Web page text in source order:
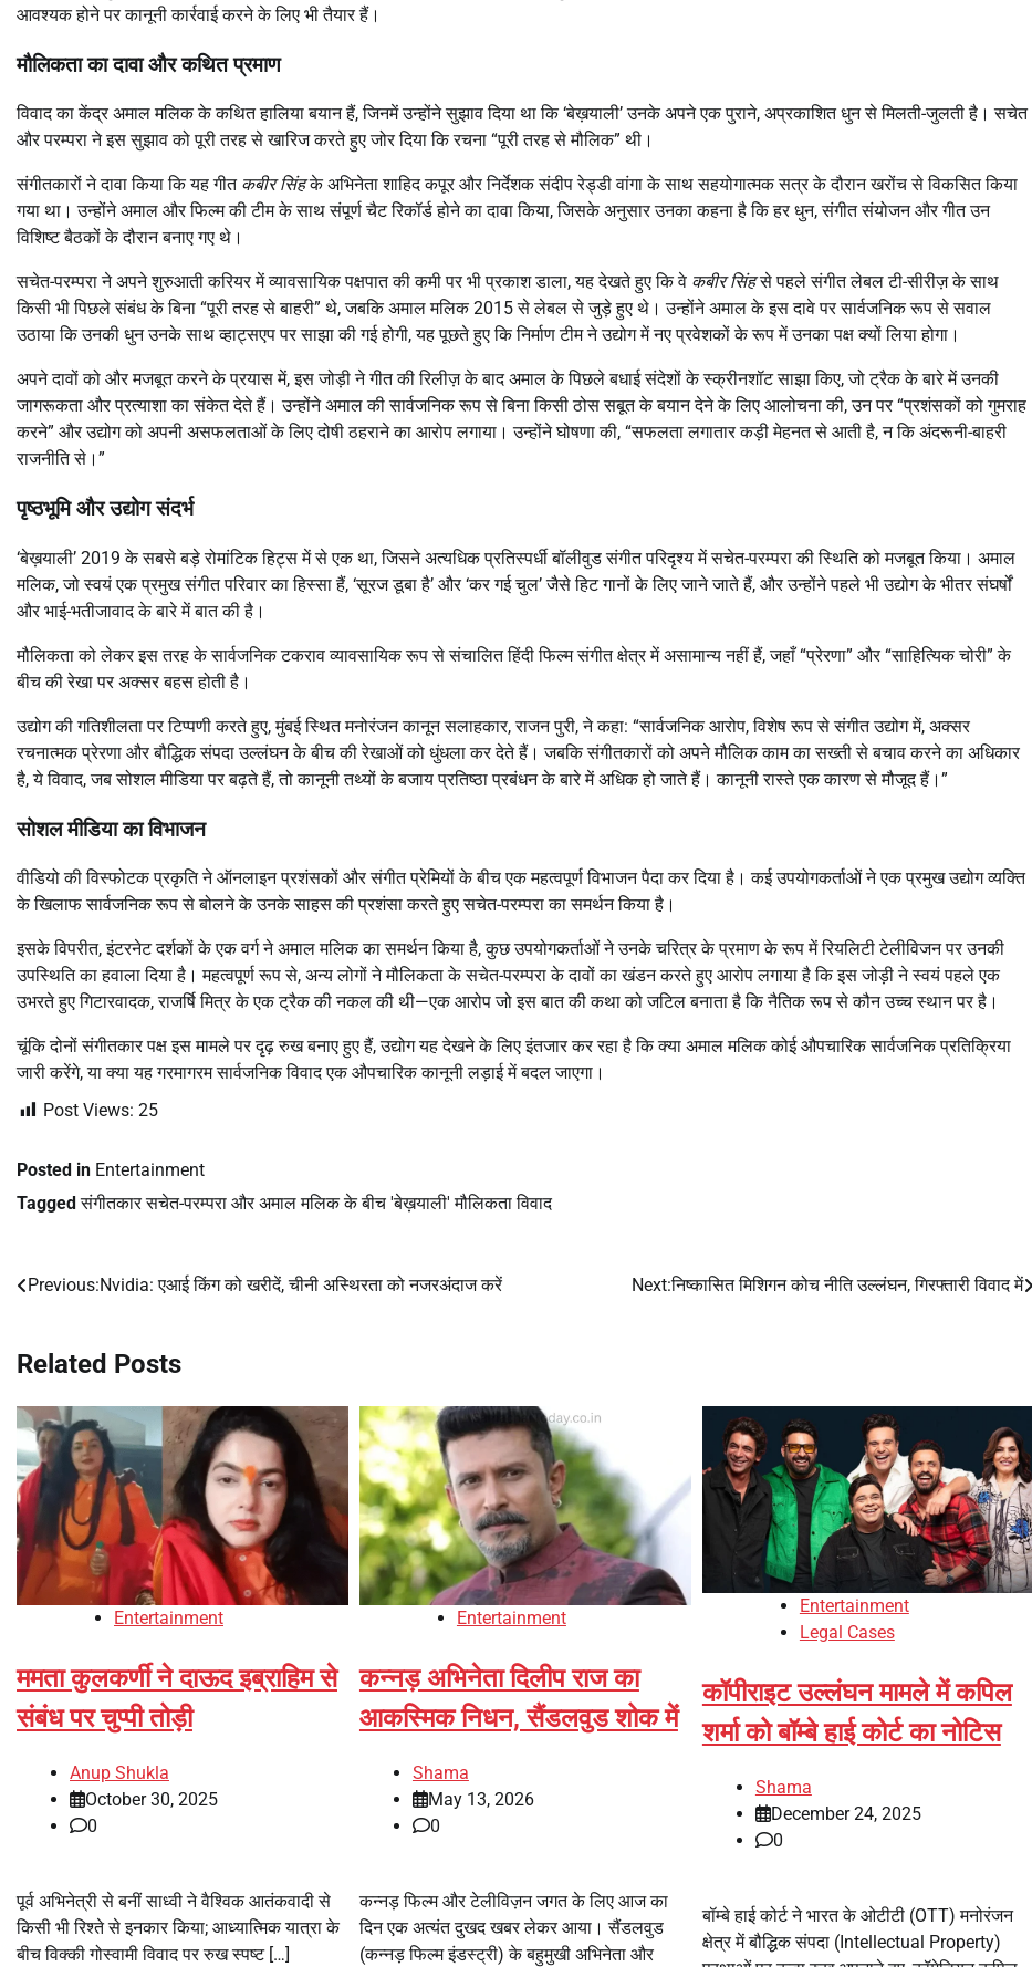
आवश्यक होने पर कानूनी कार्रवाई करने के लिए भी तैयार हैं।
मौलिकता का दावा और कथित प्रमाण
विवाद का केंद्र अमाल मलिक के कथित हालिया बयान हैं, जिनमें उन्होंने सुझाव दिया था कि ‘बेख़याली’ उनके अपने एक पुराने, अप्रकाशित धुन से मिलती-जुलती है। सचेत
और परम्परा ने इस सुझाव को पूरी तरह से खारिज करते हुए जोर दिया कि रचना “पूरी तरह से मौलिक” थी।
संगीतकारों ने दावा किया कि यह गीत कबीर सिंहके अभिनेता शाहिद कपूर और निर्देशक संदीप रेड्डी वांगा के साथ सहयोगात्मक सत्र के दौरान खरोंच से विकसित किया
गया था। उन्होंने अमाल और फिल्म की टीम के साथ संपूर्ण चैट रिकॉर्ड होने का दावा किया, जिसके अनुसार उनका कहना है कि हर धुन, संगीत संयोजन और गीत उन
विशिष्ट बैठकों के दौरान बनाए गए थे।
सचेत-परम्परा ने अपने शुरुआती करियर में व्यावसायिक पक्षपात की कमी पर भी प्रकाश डाला, यह देखते हुए कि वे कबीर सिंहसे पहले संगीत लेबल टी-सीरीज़ के साथ
किसी भी पिछले संबंध के बिना “पूरी तरह से बाहरी” थे, जबकि अमाल मलिक 2015 से लेबल से जुड़े हुए थे। उन्होंने अमाल के इस दावे पर सार्वजनिक रूप से सवाल
उठाया कि उनकी धुन उनके साथ व्हाट्सएप पर साझा की गई होगी, यह पूछते हुए कि निर्माण टीम ने उद्योग में नए प्रवेशकों के रूप में उनका पक्ष क्यों लिया होगा।
अपने दावों को और मजबूत करने के प्रयास में, इस जोड़ी ने गीत की रिलीज़ के बाद अमाल के पिछले बधाई संदेशों के स्क्रीनशॉट साझा किए, जो ट्रैक के बारे में उनकी
जागरूकता और प्रत्याशा का संकेत देते हैं। उन्होंने अमाल की सार्वजनिक रूप से बिना किसी ठोस सबूत के बयान देने के लिए आलोचना की, उन पर “प्रशंसकों को गुमराह
करने” और उद्योग को अपनी असफलताओं के लिए दोषी ठहराने का आरोप लगाया। उन्होंने घोषणा की, “सफलता लगातार कड़ी मेहनत से आती है, न कि अंदरूनी-बाहरी
राजनीति से।”
पृष्ठभूमि और उद्योग संदर्भ
‘बेख़याली’ 2019 के सबसे बड़े रोमांटिक हिट्स में से एक था, जिसने अत्यधिक प्रतिस्पर्धी बॉलीवुड संगीत परिदृश्य में सचेत-परम्परा की स्थिति को मजबूत किया। अमाल
मलिक, जो स्वयं एक प्रमुख संगीत परिवार का हिस्सा हैं, ‘सूरज डूबा है’ और ‘कर गई चुल’ जैसे हिट गानों के लिए जाने जाते हैं, और उन्होंने पहले भी उद्योग के भीतर संघर्षों
और भाई-भतीजावाद के बारे में बात की है।
मौलिकता को लेकर इस तरह के सार्वजनिक टकराव व्यावसायिक रूप से संचालित हिंदी फिल्म संगीत क्षेत्र में असामान्य नहीं हैं, जहाँ “प्रेरणा” और “साहित्यिक चोरी” के
बीच की रेखा पर अक्सर बहस होती है।
उद्योग की गतिशीलता पर टिप्पणी करते हुए, मुंबई स्थित मनोरंजन कानून सलाहकार, राजन पुरी, ने कहा: “सार्वजनिक आरोप, विशेष रूप से संगीत उद्योग में, अक्सर
रचनात्मक प्रेरणा और बौद्धिक संपदा उल्लंघन के बीच की रेखाओं को धुंधला कर देते हैं। जबकि संगीतकारों को अपने मौलिक काम का सख्ती से बचाव करने का अधिकार
है, ये विवाद, जब सोशल मीडिया पर बढ़ते हैं, तो कानूनी तथ्यों के बजाय प्रतिष्ठा प्रबंधन के बारे में अधिक हो जाते हैं। कानूनी रास्ते एक कारण से मौजूद हैं।”
सोशल मीडिया का विभाजन
वीडियो की विस्फोटक प्रकृति ने ऑनलाइन प्रशंसकों और संगीत प्रेमियों के बीच एक महत्वपूर्ण विभाजन पैदा कर दिया है। कई उपयोगकर्ताओं ने एक प्रमुख उद्योग व्यक्ति
के खिलाफ सार्वजनिक रूप से बोलने के उनके साहस की प्रशंसा करते हुए सचेत-परम्परा का समर्थन किया है।
इसके विपरीत, इंटरनेट दर्शकों के एक वर्ग ने अमाल मलिक का समर्थन किया है, कुछ उपयोगकर्ताओं ने उनके चरित्र के प्रमाण के रूप में रियलिटी टेलीविजन पर उनकी
उपस्थिति का हवाला दिया है। महत्वपूर्ण रूप से, अन्य लोगों ने मौलिकता के सचेत-परम्परा के दावों का खंडन करते हुए आरोप लगाया है कि इस जोड़ी ने स्वयं पहले एक
उभरते हुए गिटारवादक, राजर्षि मित्र के एक ट्रैक की नकल की थी—एक आरोप जो इस बात की कथा को जटिल बनाता है कि नैतिक रूप से कौन उच्च स्थान पर है।
चूंकि दोनों संगीतकार पक्ष इस मामले पर दृढ़ रुख बनाए हुए हैं, उद्योग यह देखने के लिए इंतजार कर रहा है कि क्या अमाल मलिक कोई औपचारिक सार्वजनिक प्रतिक्रिया
जारी करेंगे, या क्या यह गरमागरम सार्वजनिक विवाद एक औपचारिक कानूनी लड़ाई में बदल जाएगा।
Post Views: 25
Posted in Entertainment
Taggedसंगीतकार सचेत-परम्परा और अमाल मलिक के बीच 'बेख़याली' मौलिकता विवाद
Post
Previous:Nvidia: एआई किंग को खरीदें, चीनी अस्थिरता को नजरअंदाज करें Next:निष्कासित मिशिगन कोच नीति उल्लंघन, गिरफ्तारी विवाद में
Related Posts
Entertainment
ममता कुलकर्णी ने दाऊद इब्राहिम से
संबंध पर चुप्पी तोड़ी
Anup Shukla
October 30, 2025
0
पूर्व अभिनेत्री से बनीं साध्वी ने वैश्विक आतंकवादी से
किसी भी रिश्ते से इनकार किया; आध्यात्मिक यात्रा के
बीच विक्की गोस्वामी विवाद पर रुख स्पष्ट […]
Entertainment
कन्नड़ अभिनेता दिलीप राज का
आकस्मिक निधन, सैंडलवुड शोक में
Shama
May 13, 2026
0
कन्नड़ फिल्म और टेलीविज़न जगत के लिए आज का
दिन एक अत्यंत दुखद खबर लेकर आया। सैंडलवुड
(कन्नड़ फिल्म इंडस्ट्री) के बहुमुखी अभिनेता और
Entertainment
Legal Cases
कॉपीराइट उल्लंघन मामले में कपिल
शर्मा को बॉम्बे हाई कोर्ट का नोटिस
Shama
December 24, 2025
0
बॉम्बे हाई कोर्ट ने भारत के ओटीटी (OTT) मनोरंजन
क्षेत्र में बौद्धिक संपदा (Intellectual Property)